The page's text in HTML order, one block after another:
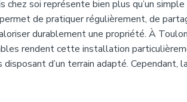
chez soi représente bien plus qu’un simple
de pratiquer régulièrement, de
durablement une propriété. À
rendent cette installation
d’un terrain adapté. Cependant, la